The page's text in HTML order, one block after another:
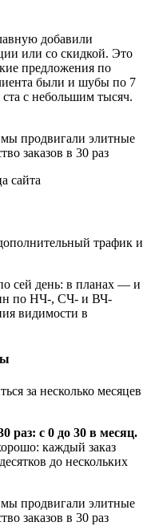
добавили
или со скидкой. Это
предложения по
были и шубы по 7
с небольшим тысяч.
сайта
трафик и
сей день: в планах — и
по НЧ-, СЧ- и ВЧ-
видимости в
за несколько месяцев
раз: с 0 до 30 в месяц.
каждый заказ
до нескольких